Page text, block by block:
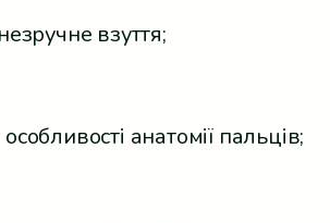
взуття;
анатомії пальців;